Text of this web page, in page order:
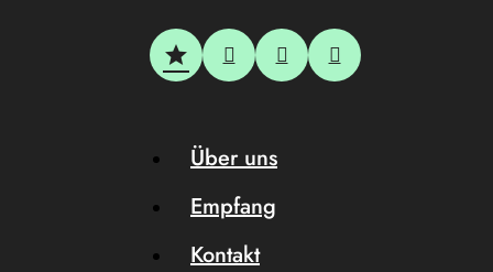
Über uns
Empfang
Kontakt